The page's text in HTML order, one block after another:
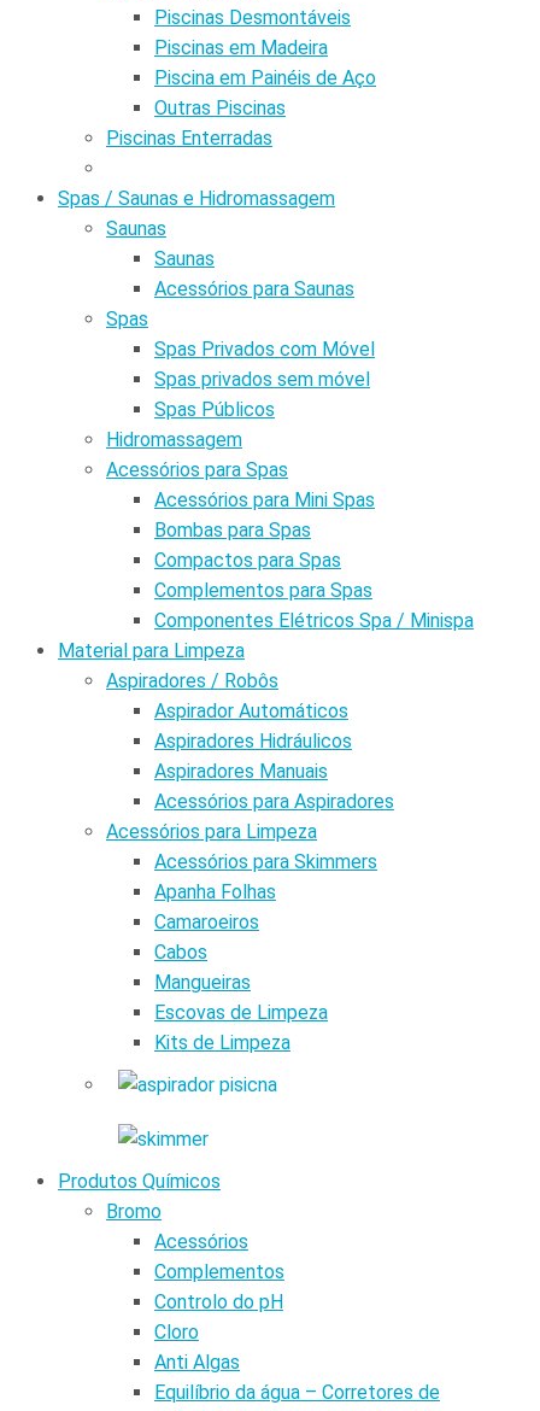
Piscinas Desmontáveis
Piscinas em Madeira
Piscina em Painéis de Aço
Outras Piscinas
Piscinas Enterradas
Spas / Saunas e Hidromassagem
Saunas
Saunas
Acessórios para Saunas
Spas
Spas Privados com Móvel
Spas privados sem móvel
Spas Públicos
Hidromassagem
Acessórios para Spas
Acessórios para Mini Spas
Bombas para Spas
Compactos para Spas
Complementos para Spas
Componentes Elétricos Spa / Minispa
Material para Limpeza
Aspiradores / Robôs
Aspirador Automáticos
Aspiradores Hidráulicos
Aspiradores Manuais
Acessórios para Aspiradores
Acessórios para Limpeza
Acessórios para Skimmers
Apanha Folhas
Camaroeiros
Cabos
Mangueiras
Escovas de Limpeza
Kits de Limpeza
Produtos Químicos
Bromo
Acessórios
Complementos
Controlo do pH
Cloro
Anti Algas
Equilíbrio da água – Corretores de